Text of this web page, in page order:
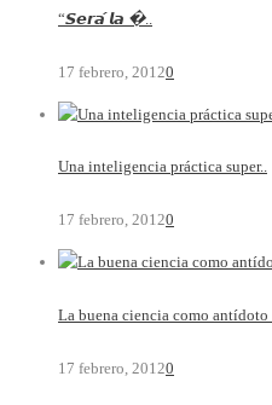
“𝙎𝙚𝙧𝙖́ 𝙡𝙖 �..
17 febrero, 20120
Una inteligencia práctica super..
17 febrero, 20120
La buena ciencia como antídoto ..
17 febrero, 20120